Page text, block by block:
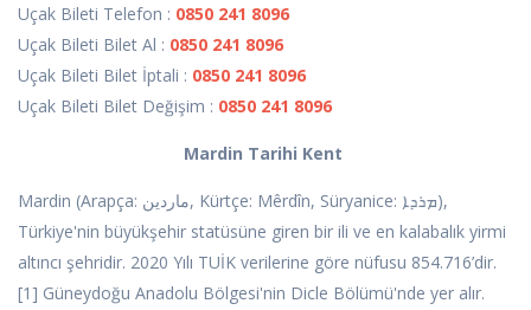
Uçak Bileti Telefon : 0850 241 8096
Uçak Bileti Bilet Al : 0850 241 8096
Uçak Bileti Bilet İptali : 0850 241 8096
Uçak Bileti Bilet Değişim : 0850 241 8096
Mardin Tarihi Kent
Mardin (Arapça: ماردين, Kürtçe: Mêrdîn, Süryanice: ܡܪܕܐ),
Türkiye'nin büyükşehir statüsüne giren bir ili ve en kalabalık yirmi
altıncı şehridir. 2020 Yılı TUİK verilerine göre nüfusu 854.716’dir.
[1] Güneydoğu Anadolu Bölgesi'nin Dicle Bölümü'nde yer alır.